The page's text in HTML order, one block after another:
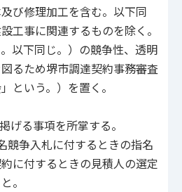
及び修理加工を含む。以下同
工事に関連するものを除く。
以下同じ。）の競争性、透明
るため堺市調達契約事務審査
という。）を置く。
げる事項を所掌する。
競争入札に付するときの指名
に付するときの見積人の選定
。